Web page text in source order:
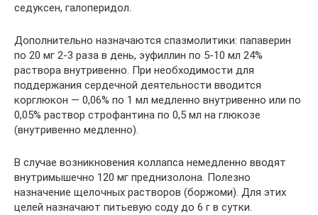
седуксен, галоперидол.
Дополнительно назначаются спазмолитики: папаверин
по 20 мг 2-3 раза в день, эуфиллин по 5-10 мл 24%
раствора внутривенно. При необходимости для
поддержания сердечной деятельности вводится
корглюкон — 0,06% по 1 мл медленно внутривенно или по
0,05% раствор строфантина по 0,5 мл на глюкозе
(внутривенно медленно).
В случае возникновения коллапса немедленно вводят
внутримышечно 120 мг преднизолона. Полезно
назначение щелочных растворов (боржоми). Для этих
целей назначают питьевую соду до 6 г в сутки.